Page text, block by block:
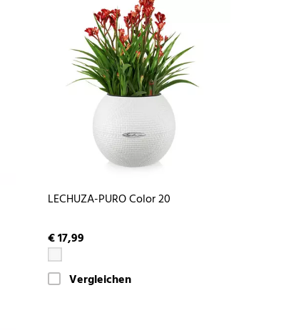
LECHUZA-PURO Color 20
€ 17,99
Vergleichen